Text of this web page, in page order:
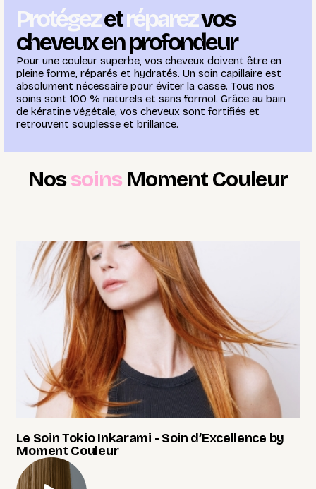
Protégezetréparezvos
cheveux en profondeur
Pour une couleur superbe, vos cheveux doivent être en
pleine forme, réparés et hydratés. Un soin capillaire est
absolument nécessaire pour éviter la casse. Tous nos
soins sont 100 % naturels et sans formol. Grâce au bain
de kératine végétale, vos cheveux sont fortifiés et
retrouvent souplesse et brillance.
Nossoins Moment Couleur
Le Soin Tokio Inkarami - Soin d’Excellence by
Moment Couleur